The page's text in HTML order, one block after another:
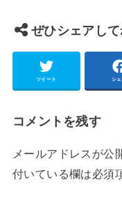
ぜひシェアして
ツイート シ
コメントを残す
メールアドレスが公
付いている欄は必須